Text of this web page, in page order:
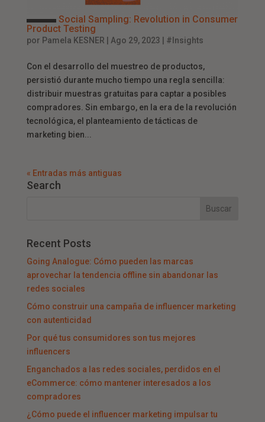
Social Sampling: Revolution in Consumer
Product Testing
por Pamela KESNER Ago 29, 2023 #Insights
Con el desarrollo del muestreo de productos,
persistió durante mucho tiempo una regla sencilla:
distribuir muestras gratuitas para captar a posibles
compradores. Sin embargo, en la era de la revolución
tecnológica, el planteamiento de tácticas de
marketing bien...
« Entradas más antiguas
Search
Recent Posts
Going Analogue: Cómo pueden las marcas
aprovechar la tendencia offline sin abandonar las
redes sociales
Cómo construir una campaña de influencer marketing
con autenticidad
Por qué tus consumidores son tus mejores
influencers
Enganchados a las redes sociales, perdidos en el
eCommerce: cómo mantener interesados a los
compradores
¿Cómo puede el influencer marketing impulsar tu